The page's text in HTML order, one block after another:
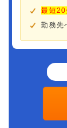
最短
勤務先